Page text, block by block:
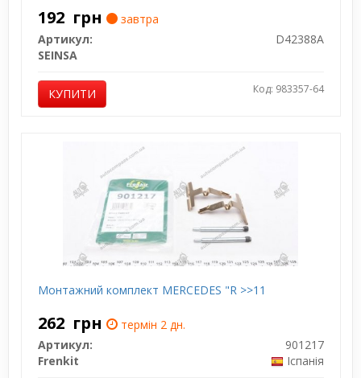
192 грн
завтра
Артикул:
D42388A
SEINSA
КУПИТИ Код: 983357-64
Монтажний комплект MERCEDES "R >>11
262 грн
термін 2 дн.
Артикул:
901217
Frenkit
Іспанія